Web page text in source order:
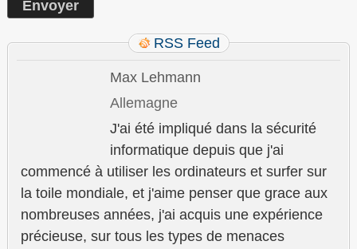
RSS Feed
Max Lehmann
Allemagne
J'ai été impliqué dans la sécurité
informatique depuis que j'ai
commencé à utiliser les ordinateurs et surfer sur
la toile mondiale, et j'aime penser que grace aux
nombreuses années, j'ai acquis une expérience
précieuse, sur tous les types de menaces